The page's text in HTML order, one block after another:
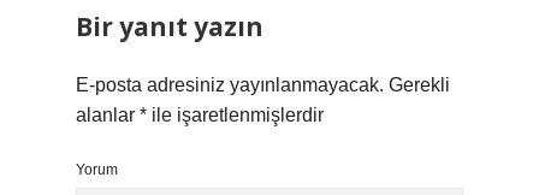
Bir yanıt yazın
E-posta adresiniz yayınlanmayacak. Gerekli
alanlar * ile işaretlenmişlerdir
Yorum